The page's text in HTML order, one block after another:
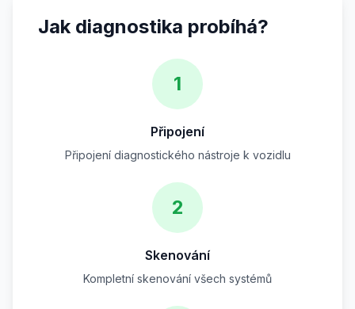
Jak diagnostika probíhá?
1
Připojení
Připojení diagnostického nástroje k vozidlu
2
Skenování
Kompletní skenování všech systémů